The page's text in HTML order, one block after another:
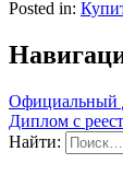
Posted in:
Официальный
Диплом с
Найти: